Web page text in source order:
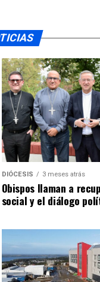
DIÓCESIS 3 meses atrás
Obispos llaman a
social y el diálogo